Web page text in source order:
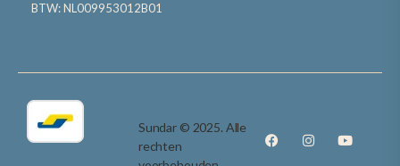
BTW: NL009953012B01
Sundar © 2025. Alle
rechten